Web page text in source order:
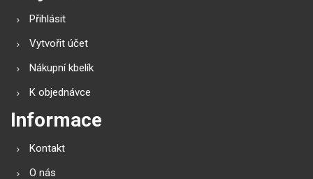
Přihlásit
Vytvořit účet
Nákupní kbelík
K objednávce
Informace
Kontakt
O nás